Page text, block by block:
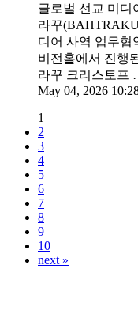
글로벌 선교 미디
라꾸
디어 사역 업무협
비전홀에서 진행
라꾸 크리스토프
May 04, 2026
1
2
3
4
5
6
7
8
9
10
next »